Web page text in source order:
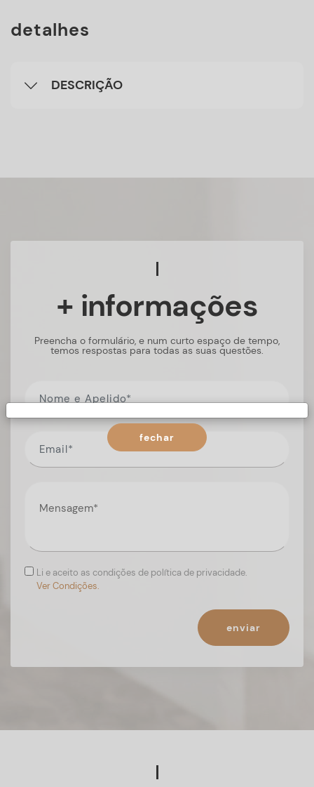
detalhes
DESCRIÇÃO
+ informações
Preencha o formulário, e num curto espaço de tempo,
temos respostas para todas as suas questões.
Li e aceito as condições de política de privacidade.
Ver Condições.
enviar
fechar